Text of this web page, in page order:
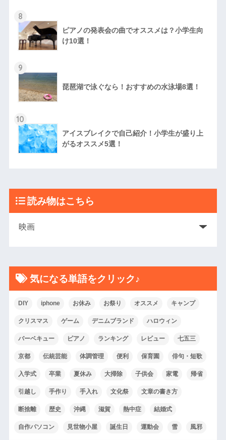
8
ピアノの発表会の曲でオススメは？小学生向
け10選！
9
琵琶湖で泳ぐなら！おすすめの水泳場8選！
10
アイスブレイクで自己紹介！小学生が盛り上
がるオススメ5選！
読み物はこちら
気になる単語をクリック♪
DIY iphone お休み お祭り オススメ キャンプ
クリスマス ゲーム デニムブランド ハロウィン
バーベキュー ピアノ ランキング レビュー 七五三
京都 伝統芸能 体調管理 便利 保育園 俳句・短歌
入学式 卒業 夏休み 大掃除 子供会 家電 帰省
引越し 手作り 手入れ 文化祭 文章の書き方
断捨離 歴史 沖縄 滋賀 熱中症 結婚式
自作パソコン 見世物小屋 誕生日 運動会 雪 風邪